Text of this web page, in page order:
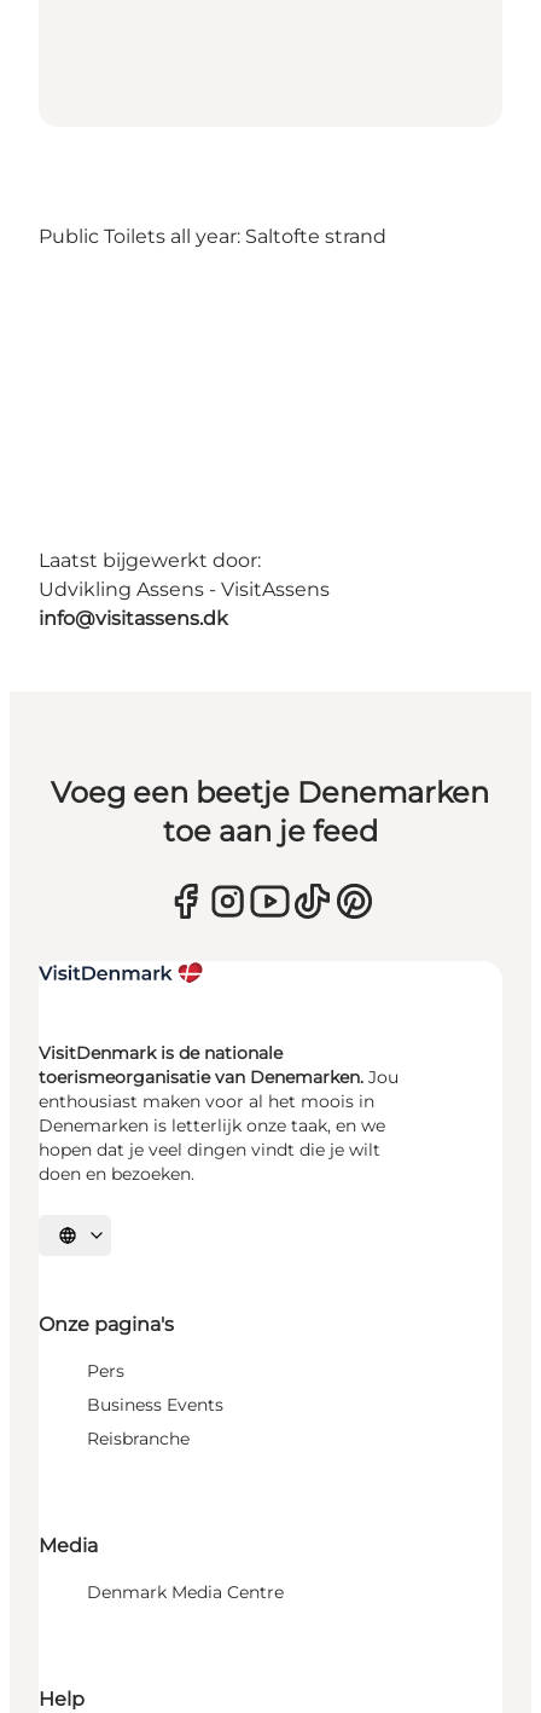
Public Toilets all year: Saltofte strand
Laatst bijgewerkt door:
Udvikling Assens - VisitAssens
info@visitassens.dk
Voeg een beetje Denemarken
toe aan je feed
VisitDenmark is de nationale
toerismeorganisatie van Denemarken. Jou
enthousiast maken voor al het moois in
Denemarken is letterlijk onze taak, en we
hopen dat je veel dingen vindt die je wilt
doen en bezoeken.
Selecteer taal
Onze pagina's
Pers
Business Events
Reisbranche
Media
Denmark Media Centre
Help